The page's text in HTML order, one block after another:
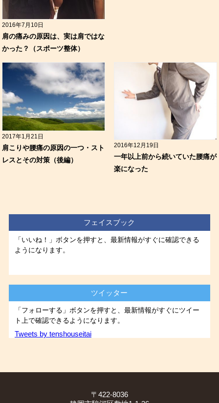
2016年7月10日
肩の痛みの原因は、実は肩ではな
かった？（スポーツ整体）
2016年12月19日
一年以上前から続いていた腰痛が
楽になった
2017年1月21日
肩こりや腰痛の原因の一つ・スト
レスとその対策（後編）
フェイスブック
「いいね！」ボタンを押すと、最新情報がすぐに確認できる
ようになります。
ツイッター
「フォローする」ボタンを押すと、最新情報がすぐにツイー
ト上で確認できるようになります。
Tweets by tenshouseitai
〒422-8036